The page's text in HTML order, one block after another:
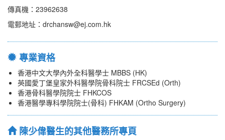
傳真機：23962638
電郵地址：drchansw@ej.com.hk
專業資格
香港中文大學內外全科醫學士 MBBS (HK)
英國愛丁堡皇家外科醫學院骨科院士 FRCSEd (Orth)
香港骨科醫學院院士 FHKCOS
香港醫學專科學院院士(骨科) FHKAM (Ortho Surgery)
陳少偉醫生的其他醫務所專頁